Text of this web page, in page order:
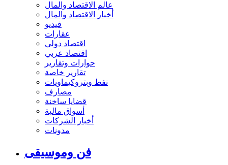
عالم الاقتصاد والمال
أخبار الاقتصاد والمال
فيديو
عقارات
اقتصاد دولي
اقتصاد عربي
حوارات وتقارير
تقارير خاصة
نفط وبتروكيماويات
مصارف
قضايا ساخنة
أسواق مالية
أخبار الشركات
مدونات
فن وموسيقى